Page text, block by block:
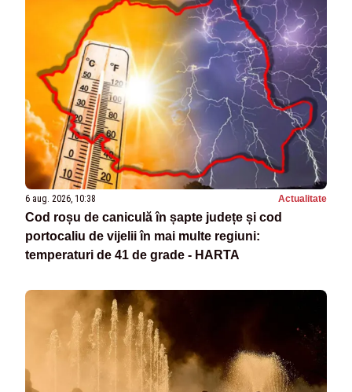
6 aug. 2026, 10:38 Actualitate
Cod roșu de caniculă în șapte județe și cod
portocaliu de vijelii în mai multe regiuni:
temperaturi de 41 de grade - HARTA